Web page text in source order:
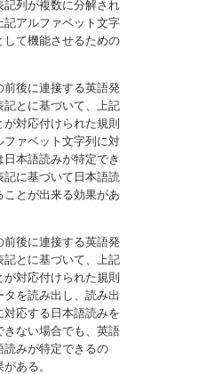
列が複数に分解され
記アルファベット文字
て機能させるための
後に連接する英語発
とに基づいて、上記
対応付けられた規則
ァベット文字列に対
本語読みが特定でき
記に基づいて日本語読
とが出来る効果があ
後に連接する英語発
とに基づいて、上記
対応付けられた規則
を読み出し、読み出
応する日本語読みを
ない場合でも、英語
読みが特定できるの
ある。